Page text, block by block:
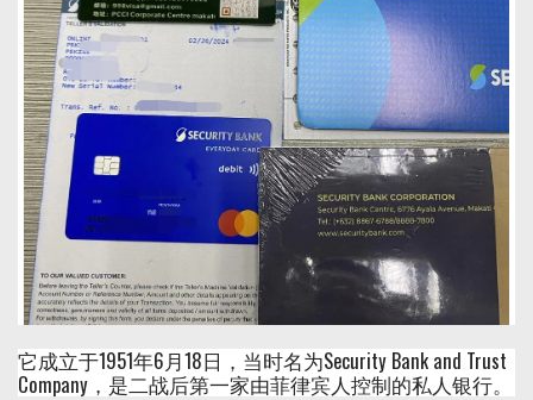
它成立于1951年6月18日，当时名为Security Bank and Trust
Company，是二战后第一家由菲律宾人控制的私人银行。